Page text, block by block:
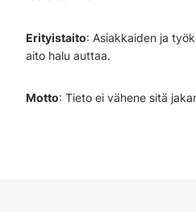
Erityistaito: Asiakkaiden ja
aito halu auttaa.
Motto: Tieto ei vähene sitä